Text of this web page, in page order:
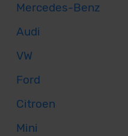
Mercedes-Benz
Audi
VW
Ford
Citroen
Mini